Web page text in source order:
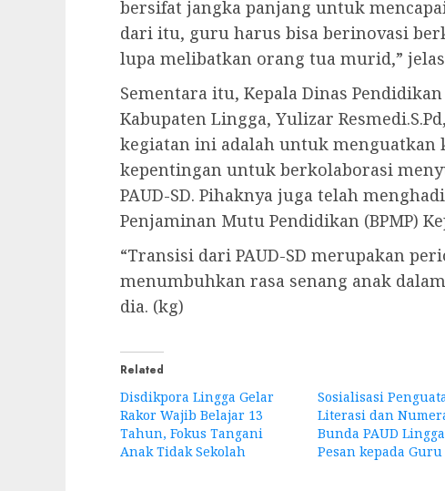
bersifat jangka panjang untuk
dari itu, guru harus bisa berinovasi
lupa melibatkan orang tua murid,”
Sementara itu, Kepala Dinas
Kabupaten Lingga, Yulizar
kegiatan ini adalah untuk menguatkan
kepentingan untuk berkolaborasi
PAUD-SD. Pihaknya juga telah
Penjaminan Mutu Pendidikan (BPMP)
“Transisi dari PAUD-SD merupakan
menumbuhkan rasa senang anak
dia. (kg)
Related
Disdikpora Lingga Gelar
Rakor Wajib Belajar 13
Tahun, Fokus Tangani
Anak Tidak Sekolah
Sosialisasi
Literasi dan
Bunda PAUD
Pesan kepada Guru